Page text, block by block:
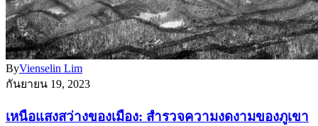
ByVienselin Lim
กันยายน 19, 2023
เหนือแสงสว่างของเมือง: สำรวจความงดงามของภูเขา